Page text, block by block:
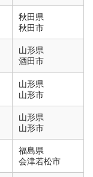
秋田県
秋田市
山形県
酒田市
山形県
山形市
山形県
山形市
福島県
会津若松市